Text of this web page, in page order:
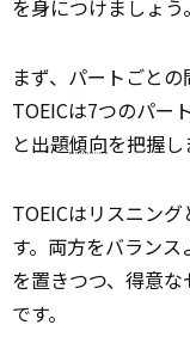
を身につけましょう。
まず、パートごとの
TOEICは7つのパー
と出題傾向を把握し
TOEICはリスニン
す。両方をバラン
を置きつつ、得意
です。